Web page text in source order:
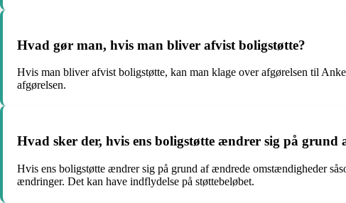
Hvad gør man, hvis man bliver afvist boligstøtte?
Hvis man bliver afvist boligstøtte, kan man klage over afgørelsen til
afgørelsen.
Hvad sker der, hvis ens boligstøtte ændrer sig på
Hvis ens boligstøtte ændrer sig på grund af ændrede omstændigheder
ændringer. Det kan have indflydelse på støttebeløbet.